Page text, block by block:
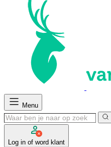
Menu
Log in of word klant